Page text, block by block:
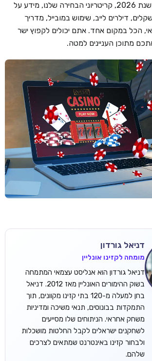
לשחקנים ישראלים בשנת 2026, קריטריוני הבחירה שלנו, מידע על
דילרים לייב, שימוש במובייל, מדריך
הכל במקום אחד. אתם יכולים לקפוץ ישר
מתוכן העניינים למטה.
דניאל גורדון
מומחה לקזינו אונליין
דניאל גורדון הוא אנליסט עצמאי המתמחה
בשוק ההימורים האונליין מאז 2012. דניאל
בחן למעלה מ-120 בתי קזינו מקוונים, תוך
התמקדות בבונוסים, תנאי משיכה ומדיניות
משחק אחראי. הניתוחים שלו מסייעים
לשחקנים ישראלים לקבל החלטות מושכלות
ולבחור קזינו באינטרנט שמתאים לצרכים
שלהם.